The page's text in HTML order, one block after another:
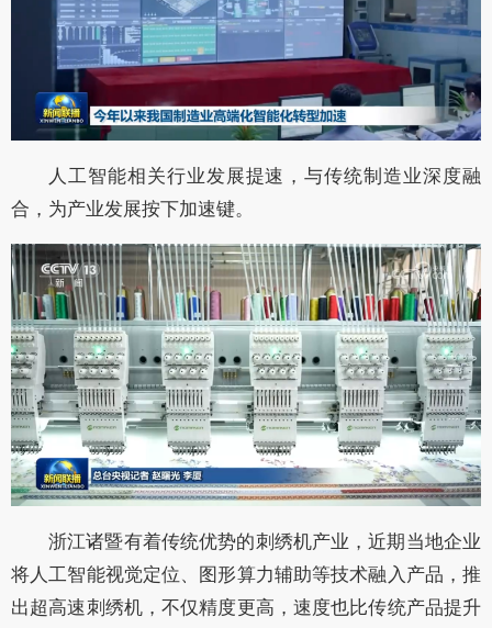
人工智能相关行业发展提速，与传统制造业深度融
合，为产业发展按下加速键。
浙江诸暨有着传统优势的刺绣机产业，近期当地企业
将人工智能视觉定位、图形算力辅助等技术融入产品，推
出超高速刺绣机，不仅精度更高，速度也比传统产品提升